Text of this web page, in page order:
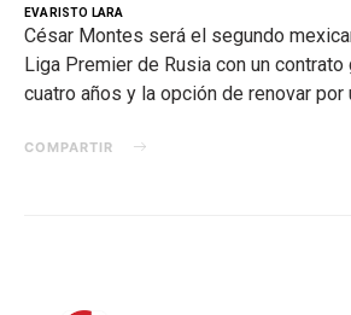
EVARISTO LARA
César Montes será el segundo
Liga Premier de Rusia con un
cuatro años y la opción de renovar por
COMPARTIR